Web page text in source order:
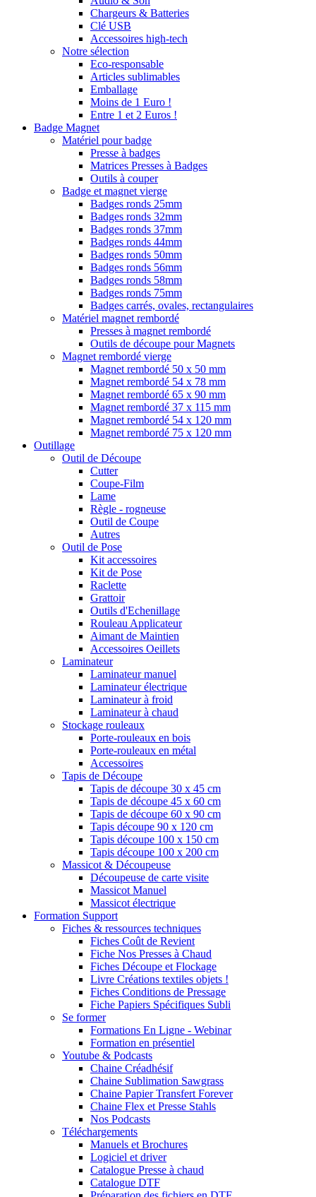
Chargeurs & Batteries
Clé USB
Accessoires high-tech
Notre sélection
Eco-responsable
Articles sublimables
Emballage
Moins de 1 Euro !
Entre 1 et 2 Euros !
Badge Magnet
Matériel pour badge
Presse à badges
Matrices Presses à Badges
Outils à couper
Badge et magnet vierge
Badges ronds 25mm
Badges ronds 32mm
Badges ronds 37mm
Badges ronds 44mm
Badges ronds 50mm
Badges ronds 56mm
Badges ronds 58mm
Badges ronds 75mm
Badges carrés, ovales, rectangulaires
Matériel magnet rembordé
Presses à magnet rembordé
Outils de découpe pour Magnets
Magnet rembordé vierge
Magnet rembordé 50 x 50 mm
Magnet rembordé 54 x 78 mm
Magnet rembordé 65 x 90 mm
Magnet rembordé 37 x 115 mm
Magnet rembordé 54 x 120 mm
Magnet rembordé 75 x 120 mm
Outillage
Outil de Découpe
Cutter
Coupe-Film
Lame
Règle - rogneuse
Outil de Coupe
Autres
Outil de Pose
Kit accessoires
Kit de Pose
Raclette
Grattoir
Outils d'Echenillage
Rouleau Applicateur
Aimant de Maintien
Accessoires Oeillets
Laminateur
Laminateur manuel
Laminateur électrique
Laminateur à froid
Laminateur à chaud
Stockage rouleaux
Porte-rouleaux en bois
Porte-rouleaux en métal
Accessoires
Tapis de Découpe
Tapis de découpe 30 x 45 cm
Tapis de découpe 45 x 60 cm
Tapis de découpe 60 x 90 cm
Tapis découpe 90 x 120 cm
Tapis découpe 100 x 150 cm
Tapis découpe 100 x 200 cm
Massicot & Découpeuse
Découpeuse de carte visite
Massicot Manuel
Massicot électrique
Formation Support
Fiches & ressources techniques
Fiches Coût de Revient
Fiche Nos Presses à Chaud
Fiches Découpe et Flockage
Livre Créations textiles objets !
Fiches Conditions de Pressage
Fiche Papiers Spécifiques Subli
Se former
Formations En Ligne - Webinar
Formation en présentiel
Youtube & Podcasts
Chaine Créadhésif
Chaine Sublimation Sawgrass
Chaine Papier Transfert Forever
Chaine Flex et Presse Stahls
Nos Podcasts
Téléchargements
Manuels et Brochures
Logiciel et driver
Catalogue Presse à chaud
Catalogue DTF